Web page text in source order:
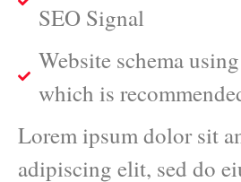
SEO Signal
Website schema
which is
Lorem ipsum dolor sit
adipiscing elit, sed do